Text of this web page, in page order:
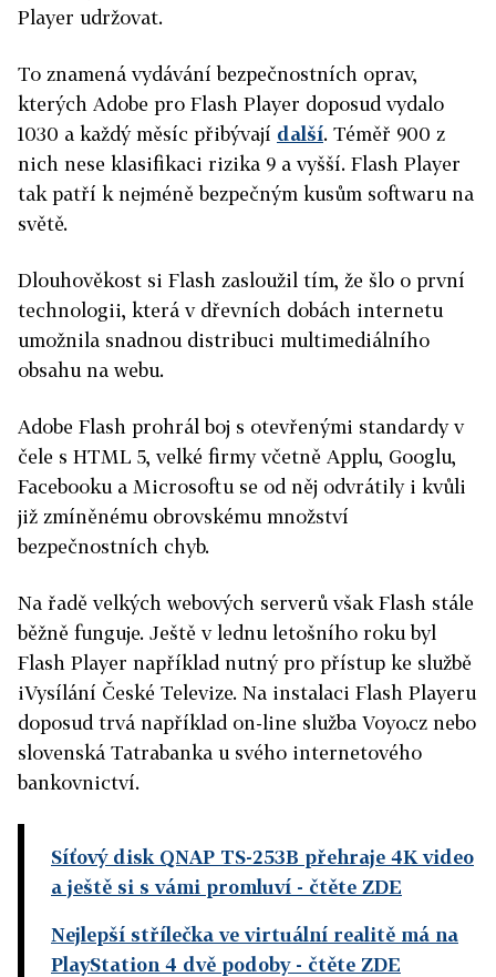
Player udržovat.
To znamená vydávání bezpečnostních oprav,
kterých Adobe pro Flash Player doposud vydalo
1030 a každý měsíc přibývají další. Téměř 900 z
nich nese klasifikaci rizika 9 a vyšší. Flash Player
tak patří k nejméně bezpečným kusům softwaru na
světě.
Dlouhověkost si Flash zasloužil tím, že šlo o první
technologii, která v dřevních dobách internetu
umožnila snadnou distribuci multimediálního
obsahu na webu.
Adobe Flash prohrál boj s otevřenými standardy v
čele s HTML 5, velké firmy včetně Applu, Googlu,
Facebooku a Microsoftu se od něj odvrátily i kvůli
již zmíněnému obrovskému množství
bezpečnostních chyb.
Na řadě velkých webových serverů však Flash stále
běžně funguje. Ještě v lednu letošního roku byl
Flash Player například nutný pro přístup ke službě
iVysílání České Televize. Na instalaci Flash Playeru
doposud trvá například on-line služba Voyo.cz nebo
slovenská Tatrabanka u svého internetového
bankovnictví.
Síťový disk QNAP TS-253B přehraje 4K video
a ještě si s vámi promluví - čtěte ZDE
Nejlepší střílečka ve virtuální realitě má na
PlayStation 4 dvě podoby- čtěte ZDE